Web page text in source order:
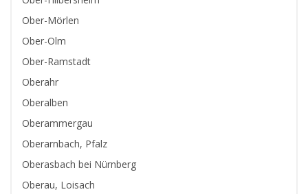
Ober-Mörlen
Ober-Olm
Ober-Ramstadt
Oberahr
Oberalben
Oberammergau
Oberarnbach, Pfalz
Oberasbach bei Nürnberg
Oberau, Loisach